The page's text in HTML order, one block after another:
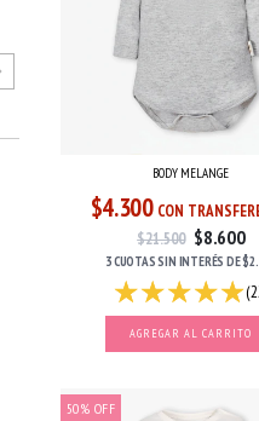
BODY MELANGE
$4.300 CON
$21.500 $8.600
3 CUOTASSIN INTERÉS DE
AGREGAR AL CARRITO
50% OFF